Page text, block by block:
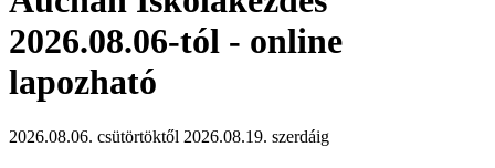
2026.08.06-tól - online
lapozható
2026.08.06. csütörtöktől 2026.08.19. szerdáig